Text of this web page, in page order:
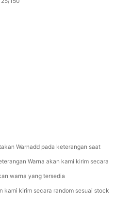
Warnadd pada keterangan saat
Warna akan kami kirim secara
warna yang tersedia
kami kirim secara random sesuai stock